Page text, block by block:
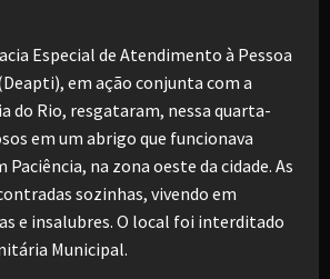
Especial de Atendimento à Pessoa
em ação conjunta com a
do Rio, resgataram, nessa quarta-
em um abrigo que funcionava
na zona oeste da cidade. As
sozinhas, vivendo em
e insalubres. O local foi interditado
Municipal.